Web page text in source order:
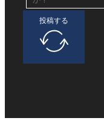
投稿する